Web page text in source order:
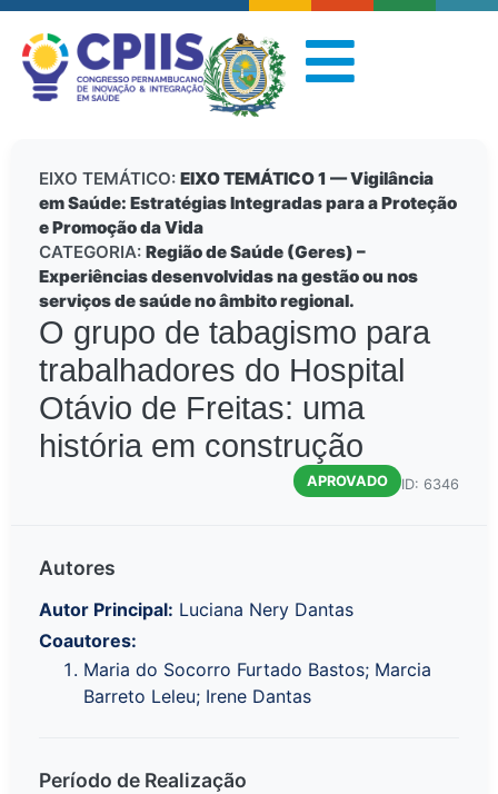
EIXO TEMÁTICO: EIXO TEMÁTICO 1 — Vigilância
em Saúde: Estratégias Integradas para a Proteção
e Promoção da Vida
CATEGORIA: Região de Saúde (Geres) –
Experiências desenvolvidas na gestão ou nos
serviços de saúde no âmbito regional.
O grupo de tabagismo para
trabalhadores do Hospital
Otávio de Freitas: uma
história em construção
APROVADO ID: 6346
Autores
Autor Principal: Luciana Nery Dantas
Coautores:
Maria do Socorro Furtado Bastos; Marcia
Barreto Leleu; Irene Dantas
Período de Realização